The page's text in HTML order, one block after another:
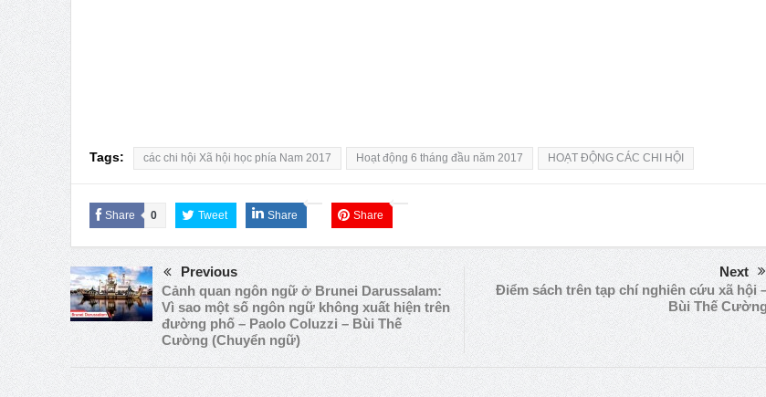
Tags: các chi hội Xã hội học phía Nam 2017 Hoạt động 6 tháng đầu năm 2017 HOẠT ĐỘNG CÁC CHI HỘI
Share 0 Tweet Share Share
Previous
Cảnh quan ngôn ngữ ở Brunei Darussalam:
Vì sao một số ngôn ngữ không xuất hiện trên
đường phố – Paolo Coluzzi – Bùi Thế
Cường (Chuyển ngữ)
Next
Điểm sách trên tạp chí nghiên cứu xã hội
Bùi Thế Cường